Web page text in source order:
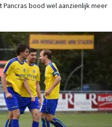
bood wel aanzienlijk meer